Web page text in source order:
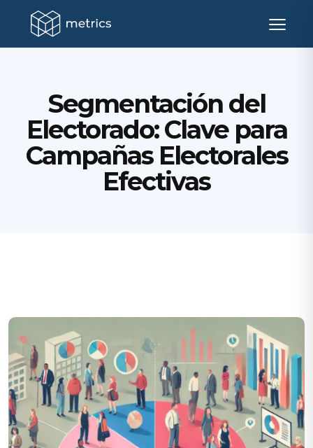
Segmentación del
Electorado: Clave para
Campañas Electorales
Efectivas